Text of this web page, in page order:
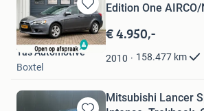
Bewaren
in
Mijn
Favorieten
Edition One
€ 4.950,-
2010 158.477 km
Tas Automotive
Boxtel
Mitsubishi Lancer